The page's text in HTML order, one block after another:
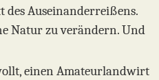
des Auseinanderreißens.
Natur zu verändern. Und
einen Amateurlandwirt